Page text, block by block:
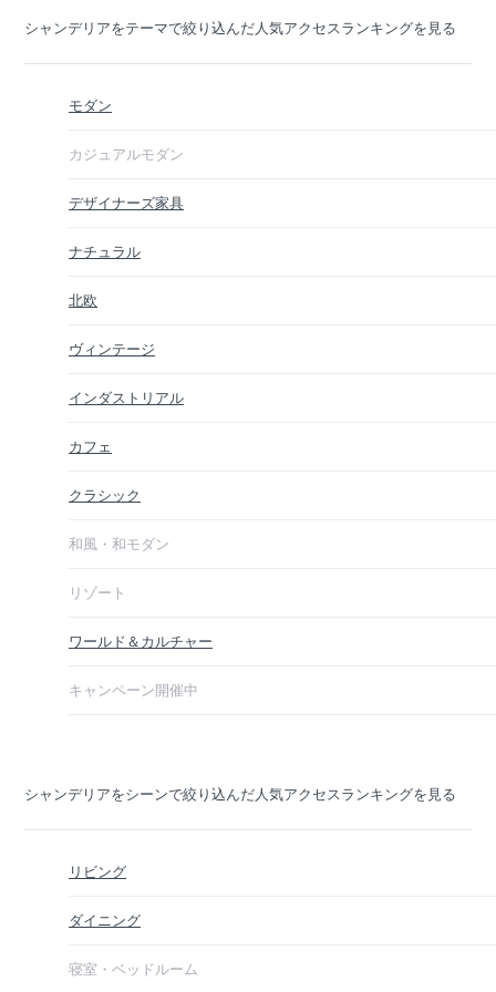
シャンデリアをテーマで絞り込んだ人気アクセスランキングを見る
モダン
カジュアルモダン
デザイナーズ家具
ナチュラル
北欧
ヴィンテージ
インダストリアル
カフェ
クラシック
和風・和モダン
リゾート
ワールド＆カルチャー
キャンペーン開催中
シャンデリアをシーンで絞り込んだ人気アクセスランキングを見る
リビング
ダイニング
寝室・ベッドルーム